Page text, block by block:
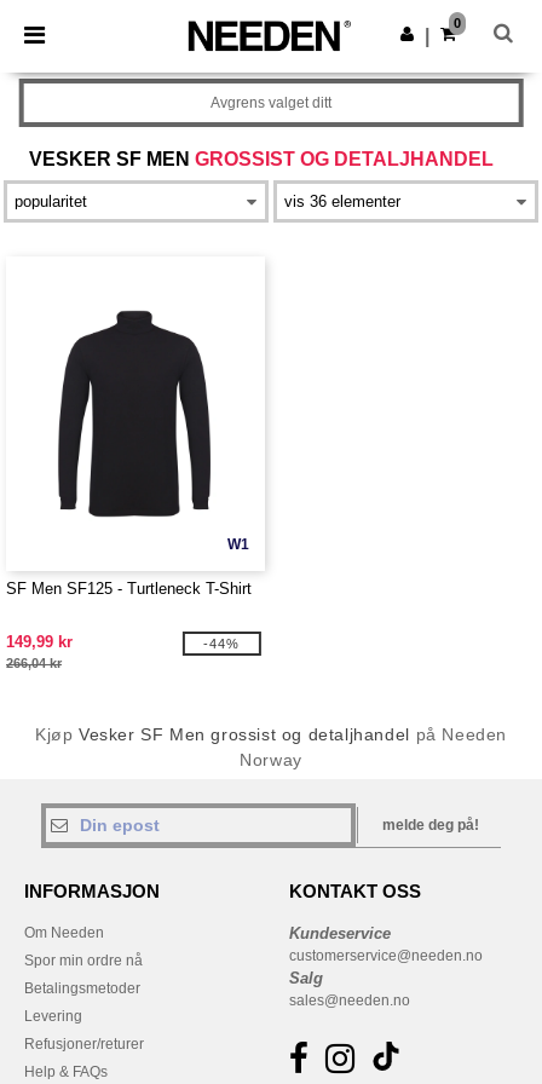
× Needen-app
Bedre priser i appen!
Last ned app
0
VESKER SF MEN GROSSIST OG DETALJHANDEL
Avgrens valget ditt
W1
SF Men SF125 - Turtleneck T-Shirt
149,99 kr
266,04 kr
-44%
KjøpVesker SF Men grossist og detaljhandel på Needen
Norway
melde deg på!
INFORMASJON
Om Needen
Spor min ordre nå
Betalingsmetoder
Levering
Refusjoner/returer
Help & FAQs
KONTAKT OSS
Kundeservice
customerservice@needen.no
Salg
sales@needen.no